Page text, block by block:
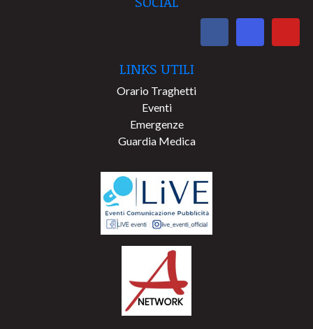
LINKS UTILI
Orario Traghetti
Eventi
Emergenze
Guardia Medica